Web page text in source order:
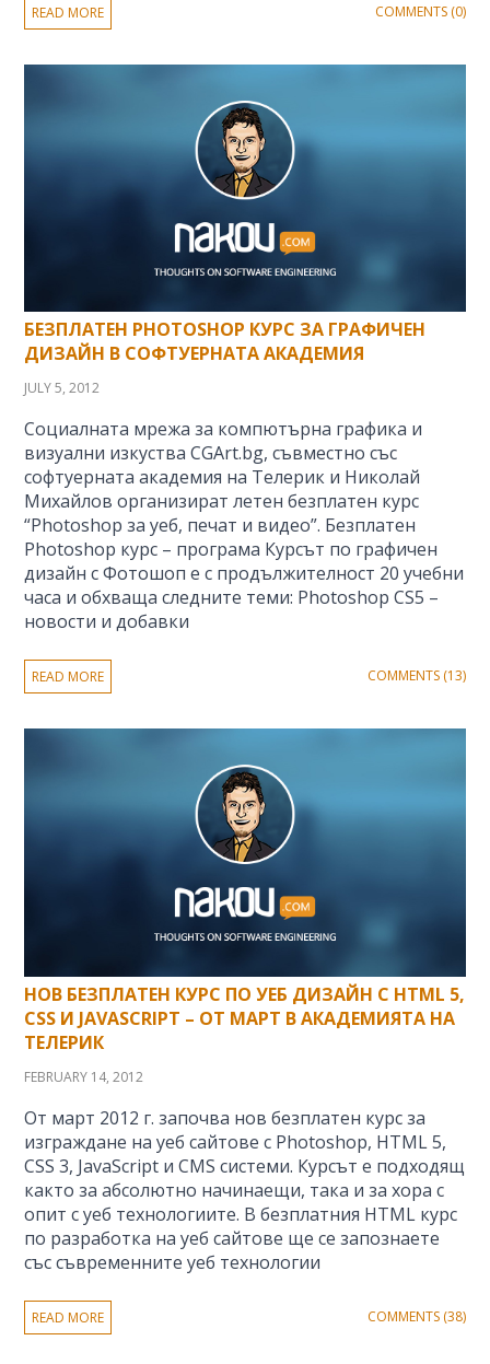
READ MORE COMMENTS (0)
БЕЗПЛАТЕН PHOTOSHOP КУРС ЗА ГРАФИЧЕН
ДИЗАЙН В СОФТУЕРНАТА АКАДЕМИЯ
JULY 5, 2012
Социалната мрежа за компютърна графика и
визуални изкуства CGArt.bg, съвместно със
софтуерната академия на Телерик и Николай
Михайлов организират летен безплатен курс
“Photoshop за уеб, печат и видео”. Безплатен
Photoshop курс – програма Курсът по графичен
дизайн с Фотошоп е с продължителност 20 учебни
часа и обхваща следните теми: Photoshop CS5 –
новости и добавки
READ MORE COMMENTS (13)
НОВ БЕЗПЛАТЕН КУРС ПО УЕБ ДИЗАЙН С HTML 5,
CSS И JAVASCRIPT – ОТ МАРТ В АКАДЕМИЯТА НА
ТЕЛЕРИК
FEBRUARY 14, 2012
От март 2012 г. започва нов безплатен курс за
изграждане на уеб сайтове с Photoshop, HTML 5,
CSS 3, JavaScript и CMS системи. Курсът е подходящ
както за абсолютно начинаещи, така и за хора с
опит с уеб технологиите. В безплатния HTML курс
по разработка на уеб сайтове ще се запознаете
със съвременните уеб технологии
READ MORE COMMENTS (38)